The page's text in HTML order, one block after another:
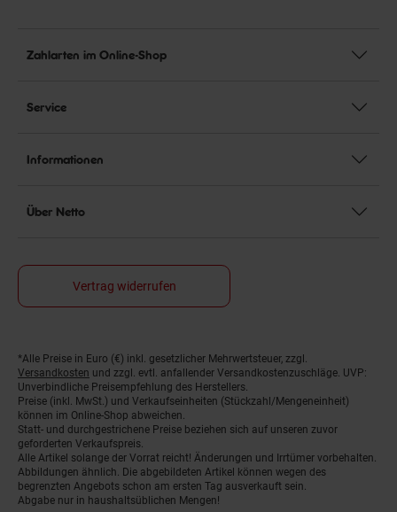
Zahlarten im Online-Shop
Service
Informationen
Über Netto
Vertrag widerrufen
Fußnoten
*Alle Preise in Euro (€) inkl. gesetzlicher Mehrwertsteuer, zzgl.
Versandkosten und zzgl. evtl. anfallender Versandkostenzuschläge. UVP:
Unverbindliche Preisempfehlung des Herstellers.
Preise (inkl. MwSt.) und Verkaufseinheiten (Stückzahl/Mengeneinheit)
können im Online-Shop abweichen.
Statt- und durchgestrichene Preise beziehen sich auf unseren zuvor
geforderten Verkaufspreis.
Alle Artikel solange der Vorrat reicht! Änderungen und Irrtümer vorbehalten.
Abbildungen ähnlich. Die abgebildeten Artikel können wegen des
begrenzten Angebots schon am ersten Tag ausverkauft sein.
Abgabe nur in haushaltsüblichen Mengen!